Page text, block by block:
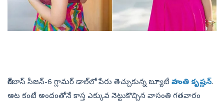
బిగ్‌బాస్‌ సీజన్‌-6 గ్లామర్‌ డాల్‌లో పేరు తెచ్చుకున్న బ్యూటీ వాసంతి కృష్ణన్‌.
ఆట కంటే అందంతోనే కాస్త ఎక్కువ నెట్టుకొచ్చిన వాసంతి గతవారం